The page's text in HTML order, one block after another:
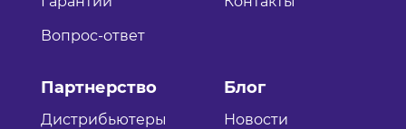
Вопрос-ответ
Партнерство
Дистрибьютеры
Блог
Новости